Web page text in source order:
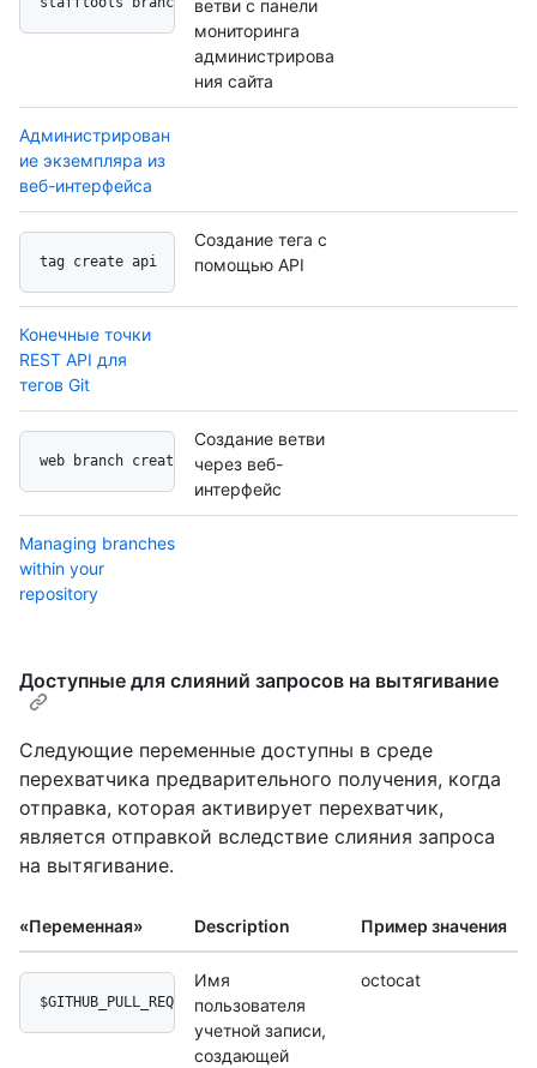
ветви с панели
мониторинга
администрирова
ния сайта
Администрирован
ие экземпляра из
веб-интерфейса
tag create api
Создание тега с
помощью API
Конечные точки
REST API для
тегов Git
web branch create
Создание ветви
через веб-
интерфейс
Managing branches
within your
repository
Доступные для слияний запросов на вытягивание
Следующие переменные доступны в среде
перехватчика предварительного получения, когда
отправка, которая активирует перехватчик,
является отправкой вследствие слияния запроса
на вытягивание.
«Переменная» Description Пример значения
$GITHUB_PULL_REQUEST_AUTHOR_LOGIN
Имя
пользователя
учетной записи,
создающей
octocat